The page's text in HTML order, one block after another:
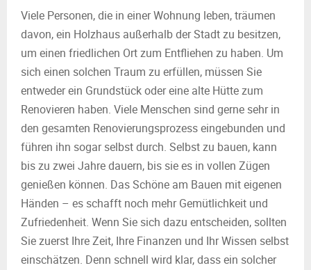
Viele Personen, die in einer Wohnung leben, träumen
davon, ein Holzhaus außerhalb der Stadt zu besitzen,
um einen friedlichen Ort zum Entfliehen zu haben. Um
sich einen solchen Traum zu erfüllen, müssen Sie
entweder ein Grundstück oder eine alte Hütte zum
Renovieren haben. Viele Menschen sind gerne sehr in
den gesamten Renovierungsprozess eingebunden und
führen ihn sogar selbst durch. Selbst zu bauen, kann
bis zu zwei Jahre dauern, bis sie es in vollen Zügen
genießen können. Das Schöne am Bauen mit eigenen
Händen – es schafft noch mehr Gemütlichkeit und
Zufriedenheit. Wenn Sie sich dazu entscheiden, sollten
Sie zuerst Ihre Zeit, Ihre Finanzen und Ihr Wissen selbst
einschätzen. Denn schnell wird klar, dass ein solcher